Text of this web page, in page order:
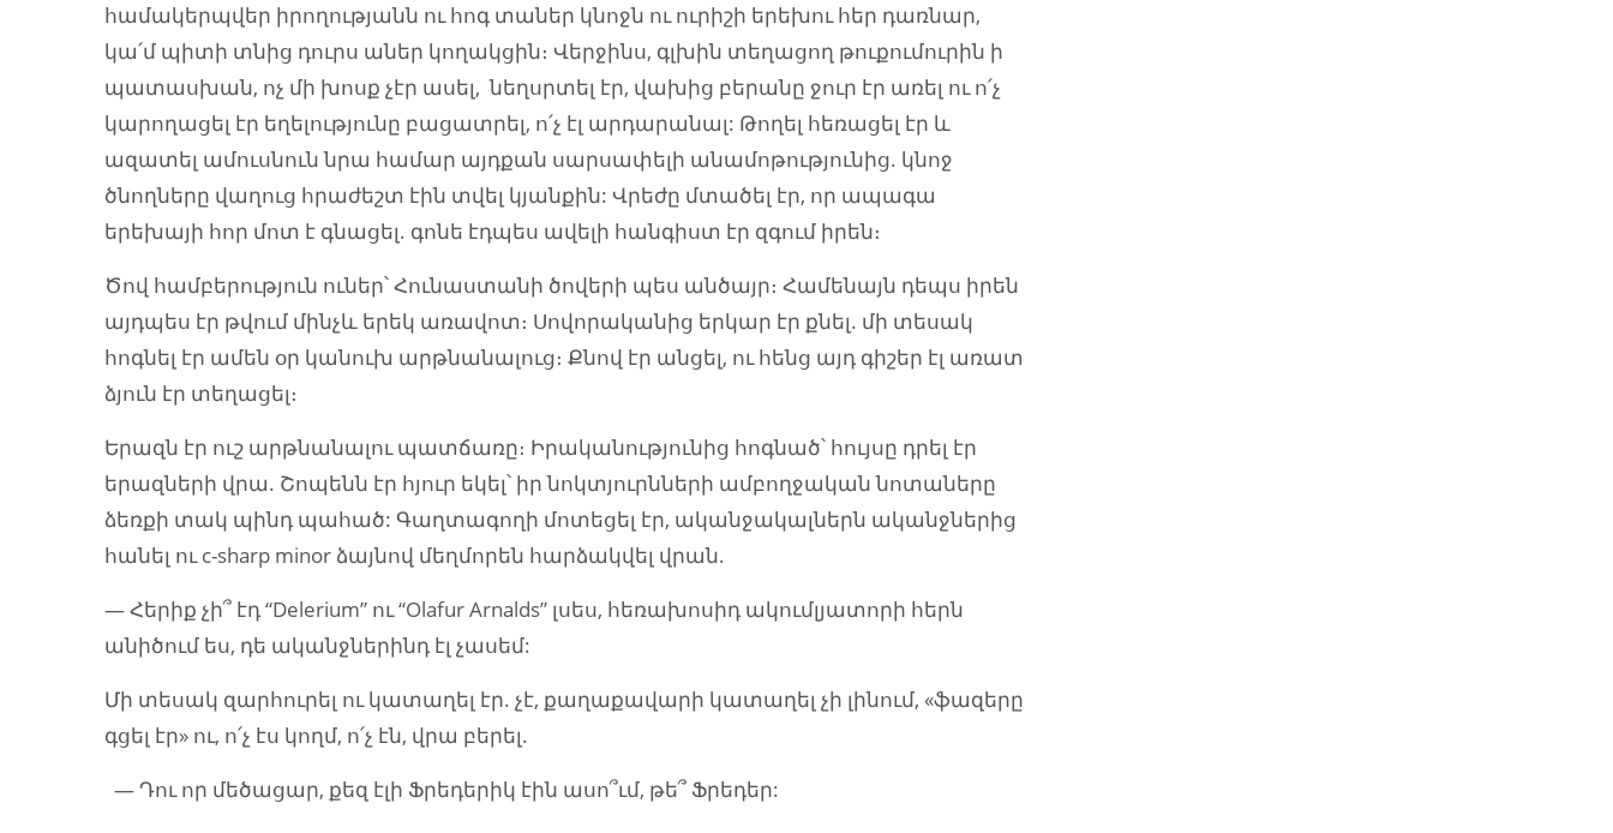
համակերպվեր իրողությանն ու հոգ տաներ կնոջն ու ուրիշի երեխու հեր դառնար,
կա՛մ պիտի տնից դուրս աներ կողակցին։ Վերջինս, գլխին տեղացող թուքումուրին ի
պատասխան, ոչ մի խոսք չէր ասել, նեղսրտել էր, վախից բերանը ջուր էր առել ու ո՛չ
կարողացել էր եղելությունը բացատրել, ո՛չ էլ արդարանալ: Թողել հեռացել էր և
ազատել ամուսնուն նրա համար այդքան սարսափելի անամոթությունից. կնոջ
ծնողները վաղուց հրաժեշտ էին տվել կյանքին: Վրեժը մտածել էր, որ ապագա
երեխայի հոր մոտ է գնացել. գոնե էդպես ավելի հանգիստ էր զգում իրեն։
Ծով համբերություն ուներ՝ Հունաստանի ծովերի պես անծայր։ Համենայն դեպս իրեն
այդպես էր թվում մինչև երեկ առավոտ։ Սովորականից երկար էր քնել. մի տեսակ
հոգնել էր ամեն օր կանուխ արթնանալուց։ Քնով էր անցել, ու հենց այդ գիշեր էլ առատ
ձյուն էր տեղացել։
Երազն էր ուշ արթնանալու պատճառը։ Իրականությունից հոգնած՝ հույսը դրել էր
երազների վրա. Շոպենն էր հյուր եկել՝ իր նոկտյուրնների ամբողջական նոտաները
ձեռքի տակ պինդ պահած: Գաղտագողի մոտեցել էր, ականջակալներն ականջներից
հանել ու c-sharp minor ձայնով մեղմորեն հարձակվել վրան.
— Հերիք չի՞ էդ “Delerium” ու “Olafur Arnalds” լսես, հեռախոսիդ ակումլյատորի հերն
անիծում ես, դե ականջներինդ էլ չասեմ:
Մի տեսակ զարհուրել ու կատաղել էր. չէ, քաղաքավարի կատաղել չի լինում, «ֆազերը
գցել էր» ու, ո՛չ էս կողմ, ո՛չ էն, վրա բերել.
— Դու որ մեծացար, քեզ էլի Ֆրեդերիկ էին ասո՞ւմ, թե՞ Ֆրեդեր: